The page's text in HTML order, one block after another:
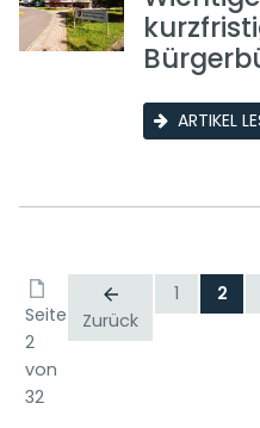
ARTIKEL
Seite
2
von
32
Zurück
1 2